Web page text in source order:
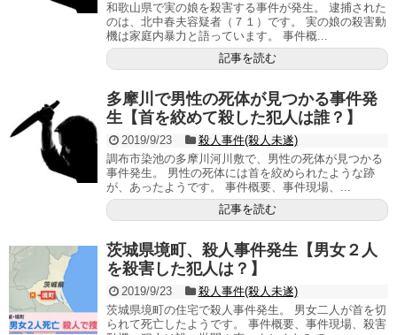
和歌山県で実の娘を殺害する事件が発生。 逮捕された
のは、北中春夫容疑者（７１）です。 実の娘の殺害動
機は家庭内暴力と語っています。 事件概...
記事を読む
多摩川で男性の死体が見つかる事件発
生【首を絞めて殺した犯人は誰？】
2019/9/23
殺人事件(殺人未遂)
調布市染池の多摩川河川敷で、男性の死体が見つかる
事件発生。 男性の死体には首を絞められたような跡
が、あったようです。 事件概要、事件現場、...
記事を読む
茨城県境町、殺人事件発生【男女２人
を殺害した犯人は？】
2019/9/23
殺人事件(殺人未遂)
茨城県境町の住宅で殺人事件発生。 男女二人が首を切
られて死亡したようです。 事件概要、事件現場、殺害